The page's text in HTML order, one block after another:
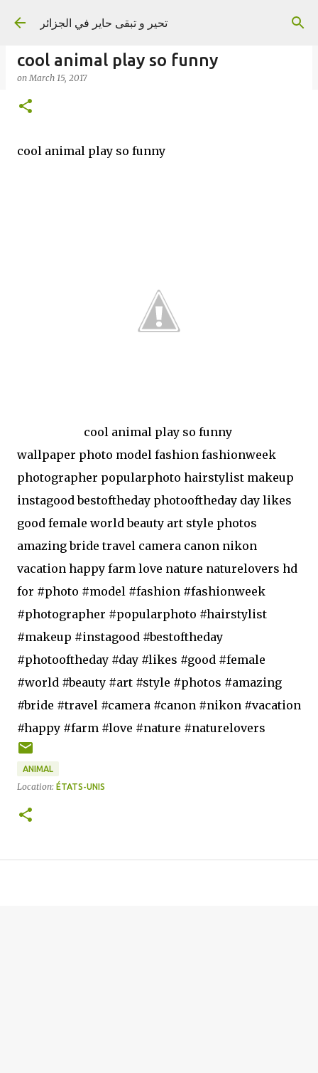
Skip to main content
تحير و تبقى حاير في الجزائر
cool animal play so funny
onMarch 15, 2017
cool animal play so funny
cool animal play so funny
wallpaper photo model fashion fashionweek
photographer popularphoto hairstylist makeup
instagood bestoftheday photooftheday day likes
good female world beauty art style photos
amazing bride travel camera canon nikon
vacation happy farm love nature naturelovers hd
for #photo #model #fashion #fashionweek
#photographer #popularphoto #hairstylist
#makeup #instagood #bestoftheday
#photooftheday #day #likes #good #female
#world #beauty #art #style #photos #amazing
#bride #travel #camera #canon #nikon #vacation
#happy #farm #love #nature #naturelovers
ANIMAL
Location: ÉTATS-UNIS